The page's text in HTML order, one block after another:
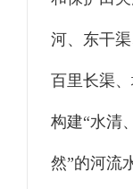
河、东干渠
百里长渠
构建“水清
然”的河流